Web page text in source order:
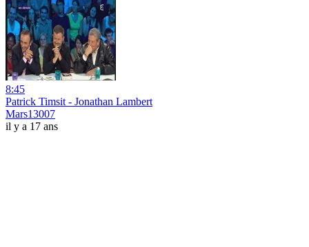
8:45
Patrick Timsit - Jonathan Lambert
Mars13007
il y a 17 ans